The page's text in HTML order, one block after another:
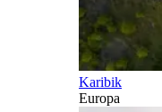
Karibik
Europa